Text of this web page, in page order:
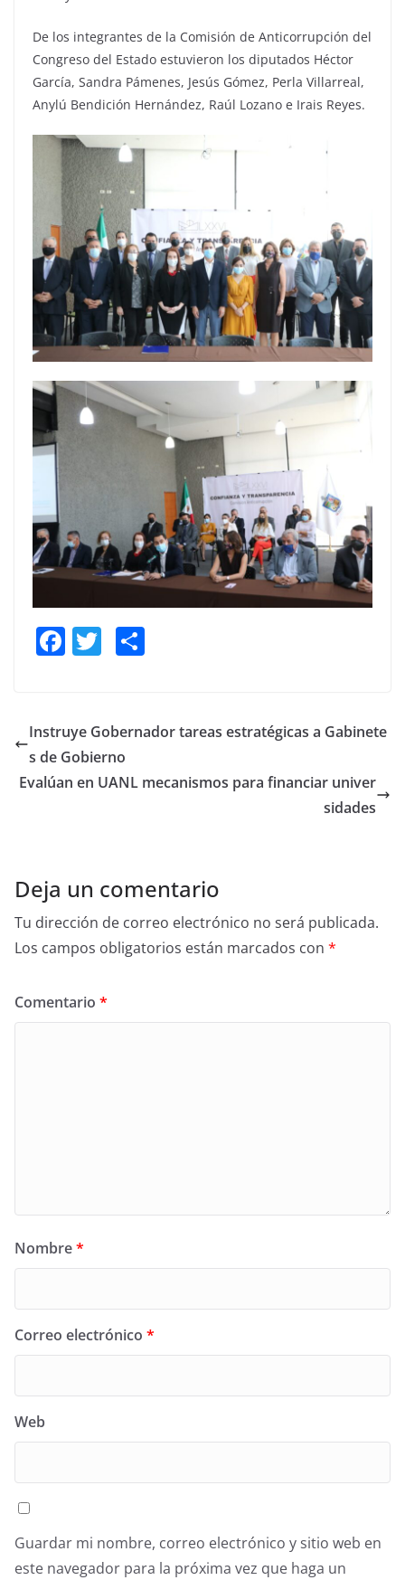
De los integrantes de la Comisión de Anticorrupción del
Congreso del Estado estuvieron los diputados Héctor
García, Sandra Pámenes, Jesús Gómez, Perla Villarreal,
Anylú Bendición Hernández, Raúl Lozano e Irais Reyes.
F
a
e
b
o
T
w
er e
Instruye Gobernador tareas estratégicas a Gabinete
s de Gobierno
Evalúan en UANL mecanismos para financiar univer
sidades
Deja un comentario
Tu dirección de correo electrónico no será publicada.
Los campos obligatorios están marcados con *
Comentario *
Nombre*
Correo electrónico *
Web
Guardar mi nombre, correo electrónico y sitio web en
este navegador para la próxima vez que haga un